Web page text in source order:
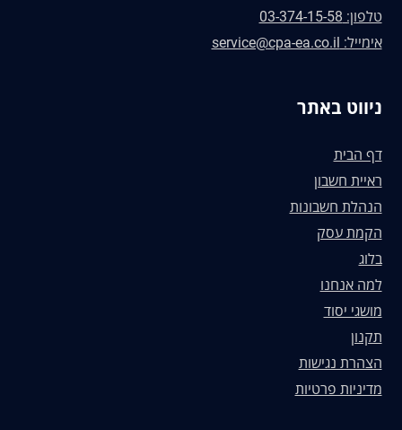
טלפון: 03-374-15-58
אימייל: service@cpa-ea.co.il
ניווט באתר
דף הבית
ראיית חשבון
הנהלת חשבונות
הקמת עסק
בלוג
למה אנחנו
מושגי יסוד
תקנון
הצהרת נגישות
מדיניות פרטיות